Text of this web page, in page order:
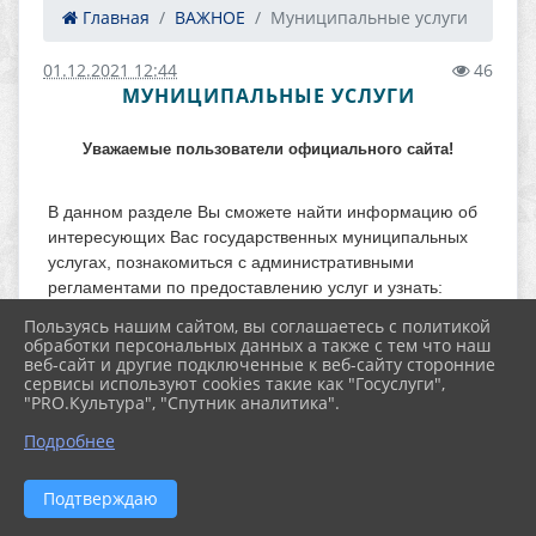
Главная ВАЖНОЕ Муниципальные услуги
01.12.2021 12:44 46
МУНИЦИПАЛЬНЫЕ УСЛУГИ
Уважаемые пользователи официального сайта!
В данном разделе Вы сможете найти информацию об
интересующих Вас государственных муниципальных
услугах, познакомиться с административными
регламентами по предоставлению услуг и узнать:
*как получить муниципальную услугу;
*какие документы (копии документов) от Вас
потребуются при личном и письменном обращении;
документы, содержащие подписи и печати, должны быть
отсканированы в формате *JPG или PDF.
Пользуясь нашим сайтом, вы соглашаетесь с политикой
обработки персональных данных а также с тем что наш
веб-сайт и другие подключенные к веб-сайту сторонние
сервисы используют cookies такие как "Госуслуги",
"PRO.Культура", "Спутник аналитика".
Подробнее
Подтверждаю